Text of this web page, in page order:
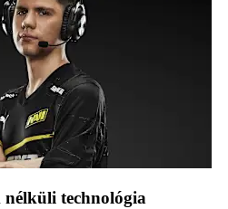
technológia